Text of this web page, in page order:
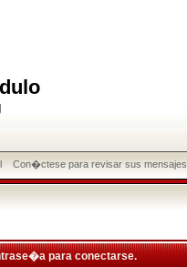
Con�ctese para revisar sus mensajes
para conectarse.